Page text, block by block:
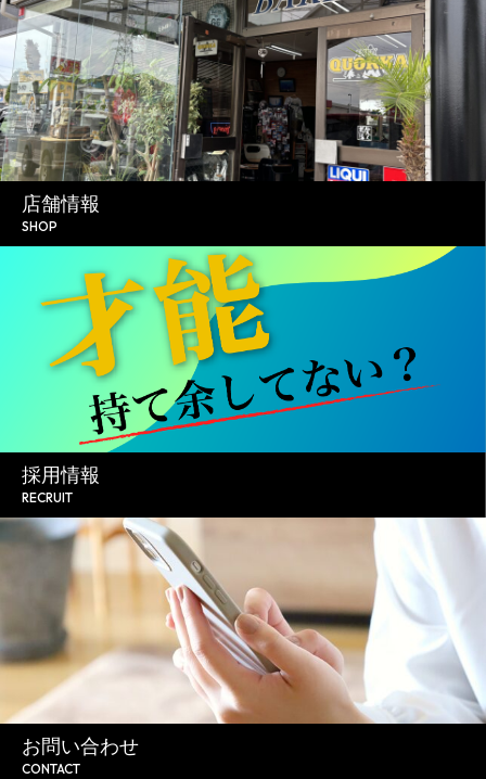
店舗情報
SHOP
採用情報
RECRUIT
お問い合わせ
CONTACT